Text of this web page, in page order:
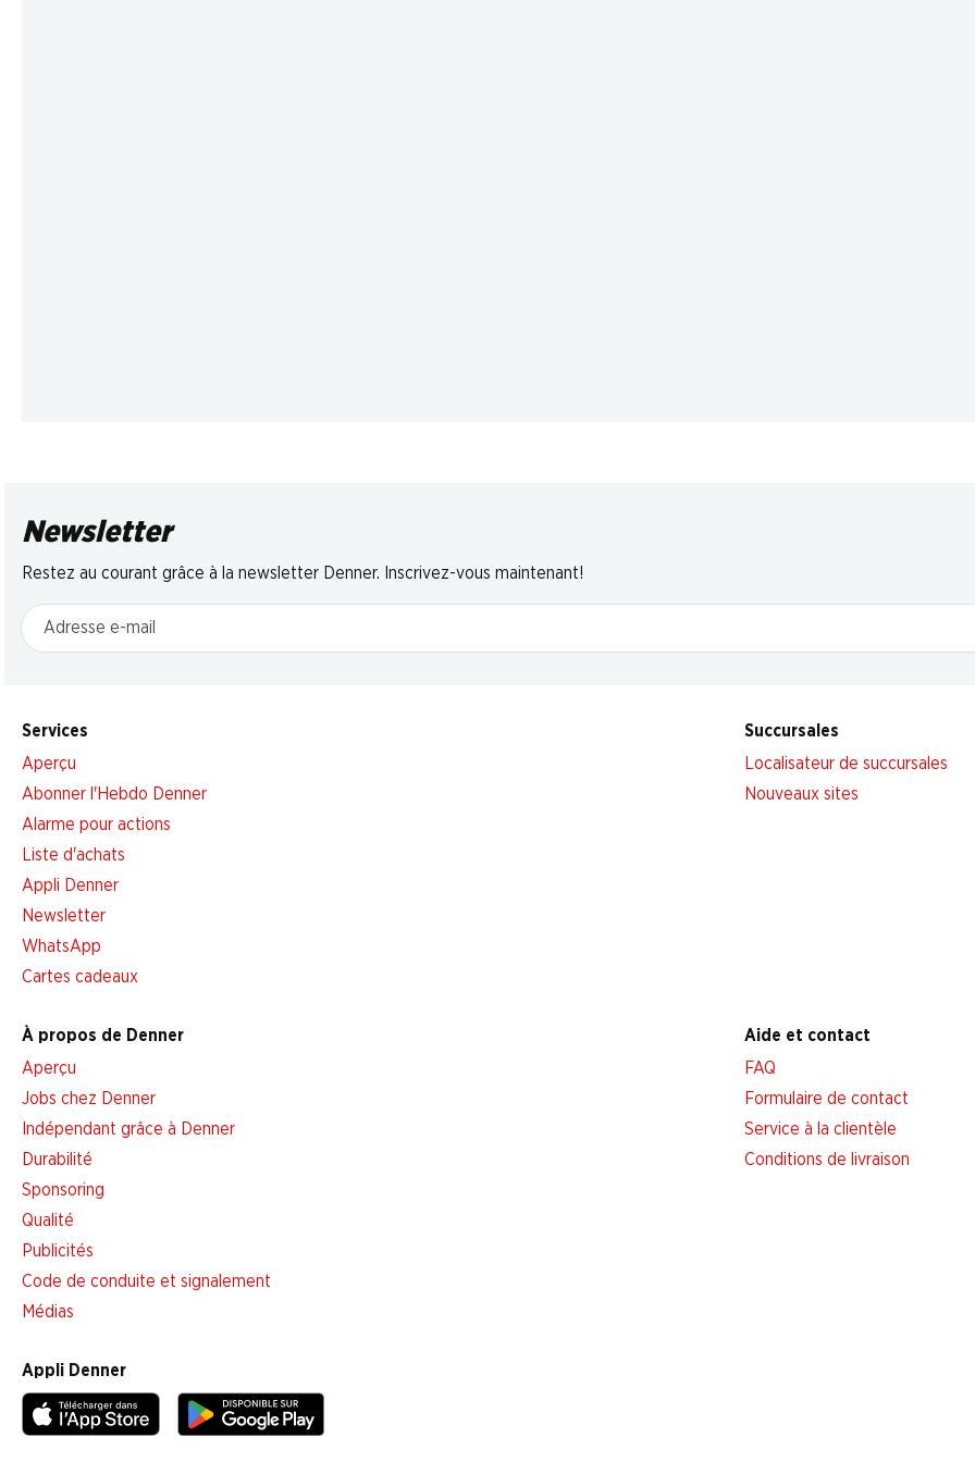
Newsletter
Restez au courant grâce à la newsletter Denner. Inscrivez-vous maintenant!
Adresse e-mail
Services
Aperçu
Abonner l'Hebdo Denner
Alarme pour actions
Liste d'achats
Appli Denner
Newsletter
WhatsApp
Cartes cadeaux
Succursales
Localisateur de succursales
Nouveaux sites
À propos de Denner
Aperçu
Jobs chez Denner
Indépendant grâce à Denner
Durabilité
Sponsoring
Qualité
Publicités
Code de conduite et signalement
Médias
Aide et contact
FAQ
Formulaire de contact
Service à la clientèle
Conditions de livraison
Appli Denner